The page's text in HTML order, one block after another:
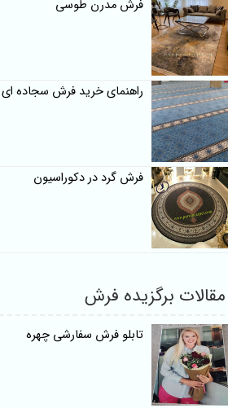
فرش مدرن طوسی
راهنمای خرید فرش سجاده ای
فرش گرد در دکوراسیون
برگزیده فرش
تابلو فرش سفارشی چهره